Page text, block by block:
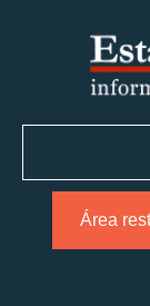
Área